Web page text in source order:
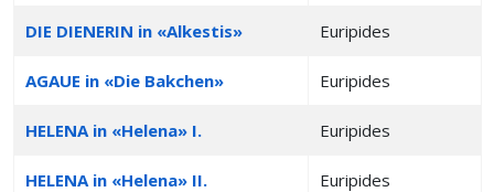
DIE DIENERIN in «Alkestis» Euripides
AGAUE in «Die Bakchen» Euripides
HELENA in «Helena» I. Euripides
HELENA in «Helena» II. Euripides